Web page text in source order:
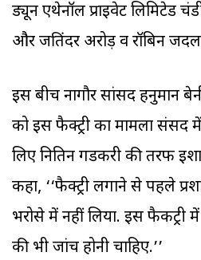
ड्यून एथेनॉल प्राइवेट लिमिटेड
और जतिंदर अरोड़ व रॉबिन
इस बीच नागौर सांसद हनुमान
को इस फैक्ट्री का मामला संसद
लिए नितिन गडकरी की तरफ
कहा, ‘‘फैक्ट्री लगाने से पहले
भरोसे में नहीं लिया. इस फैकट्री
की भी जांच होनी चाहिए.’’